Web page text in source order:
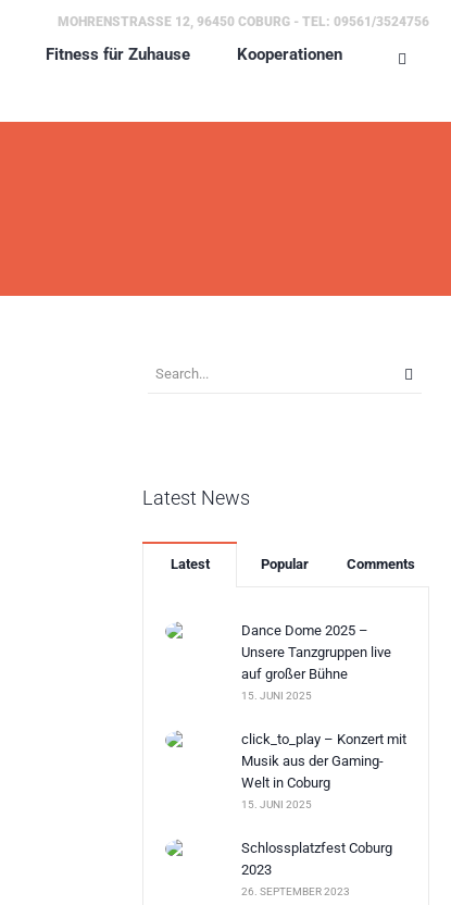
MOHRENSTRASSE 12, 96450 COBURG - TEL: 09561/3524756
Fitness für Zuhause Kooperationen
Latest News
Latest Popular Comments
Dance Dome 2025 –
Unsere Tanzgruppen live
auf großer Bühne
15. JUNI 2025
click_to_play – Konzert mit
Musik aus der Gaming-
Welt in Coburg
15. JUNI 2025
Schlossplatzfest Coburg
2023
26. SEPTEMBER 2023